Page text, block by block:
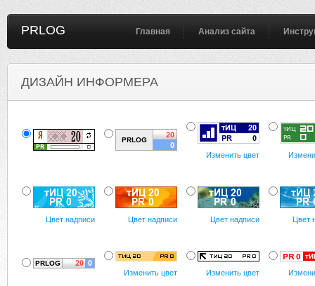
PRLOG Главная Анализ сайта
ДИЗАЙН ИНФОРМЕРА
Изменить цвет
Цвет надписи Цвет надписи Цвет надписи Цвет
Изменить цвет Изменить цвет